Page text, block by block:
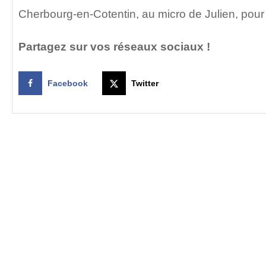
Cherbourg-en-Cotentin, au micro de Julien, pour
Partagez sur vos réseaux sociaux !
Facebook Twitter